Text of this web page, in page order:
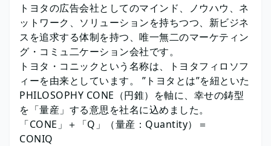
トヨタの広告会社としてのマインド、ノウハウ、ネ
ットワーク、ソリューションを持ちつつ、新ビジネ
スを追求する体制を持つ、唯一無二のマーケティン
グ・コミュ二ケーション会社です。
トヨタ・コニックという名称は、トヨタフィロソフ
ィーを由来としています。 ”トヨタとは”を紐といた
PHILOSOPHY CONE（円錐）を軸に、幸せの鋳型
を「量産」する意思を社名に込めました。
「CONE」＋「Q」（量産：Quantity）＝
CONIQ